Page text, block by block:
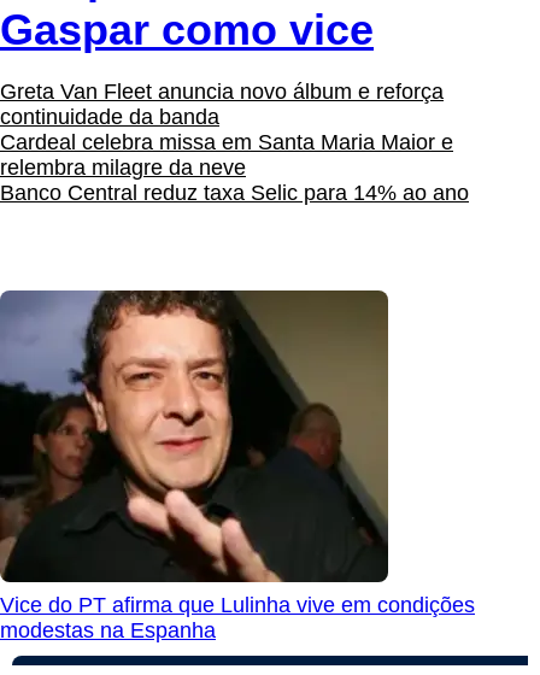
Gaspar como vice
Greta Van Fleet anuncia novo álbum e reforça
continuidade da banda
Cardeal celebra missa em Santa Maria Maior e
relembra milagre da neve
Banco Central reduz taxa Selic para 14% ao ano
Vice do PT afirma que Lulinha vive em condições
modestas na Espanha